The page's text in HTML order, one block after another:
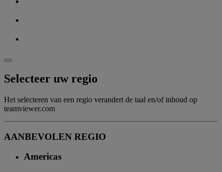
Selecteer uw regio
Het selecteren van een regio verandert de taal en/of inhoud op
teamviewer.com
AANBEVOLEN REGIO
Americas